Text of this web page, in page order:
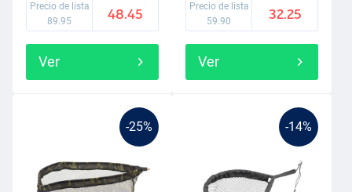
Precio de lista
89.95
48.45
Ver
Precio de lista
59.90
32.25
Ver
-25% -14%